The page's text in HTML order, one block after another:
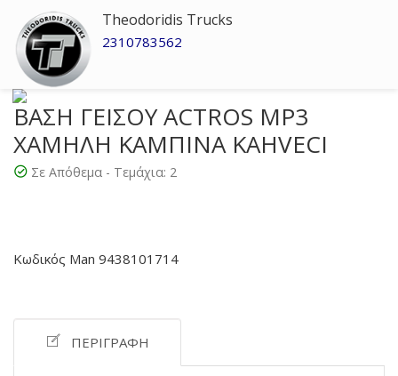
Theodoridis Trucks
2310783562
ΒΑΣΗ ΓΕΙΣΟΥ ACTROS MP3
ΧΑΜΗΛΗ ΚΑΜΠΙΝΑ KAHVECI
Σε Απόθεμα - Τεμάχια: 2
Κωδικός Man 9438101714
ΠΕΡΙΓΡΑΦΉ